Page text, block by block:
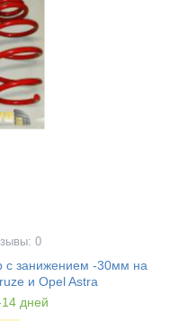
0
с занижением -30мм на
и Opel Astra
дней